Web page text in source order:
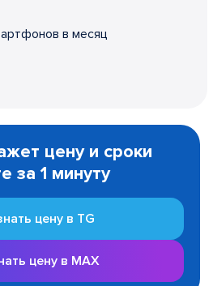
в месяц
цену и сроки
за 1 минуту
цену в TG
цену в MAX